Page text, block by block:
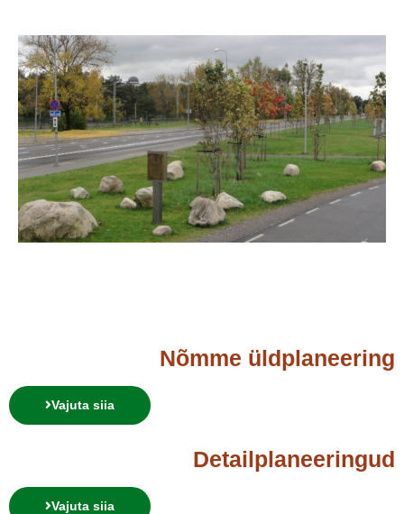
Nõmme üldplaneering
Vajuta siia
Detailplaneeringud
Vajuta siia